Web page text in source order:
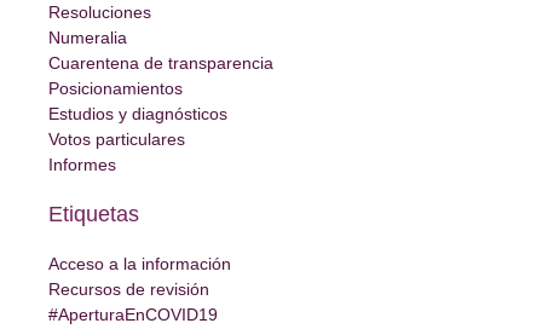
Resoluciones
Numeralia
Cuarentena de transparencia
Posicionamientos
Estudios y diagnósticos
Votos particulares
Informes
Etiquetas
Acceso a la información
Recursos de revisión
#AperturaEnCOVID19